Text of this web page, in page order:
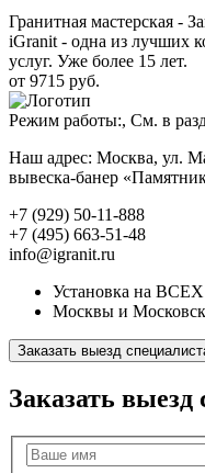
Гранитная мастерская -
iGranit - одна из лучших
услуг. Уже более 15 лет.
от 9715 руб.
Режим работы:, См. в
Наш адрес: Москва, ул.
вывеска-банер
+7 (929) 50-11-888
+7 (495) 663-51-48
info@igranit.ru
Установка на
Москвы и
Заказать выезд
Заказать выезд